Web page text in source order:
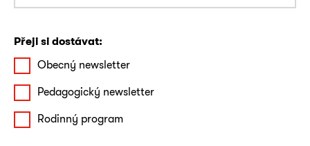
Přeji si dostávat:
Obecný newsletter
Pedagogický newsletter
Rodinný program